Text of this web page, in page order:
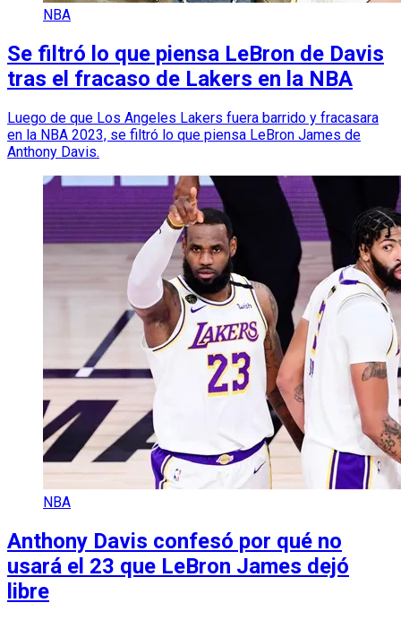
NBA
Se filtró lo que piensa LeBron de Davis
tras el fracaso de Lakers en la NBA
Luego de que Los Angeles Lakers fuera barrido y fracasara
en la NBA 2023, se filtró lo que piensa LeBron James de
Anthony Davis.
NBA
Anthony Davis confesó por qué no
usará el 23 que LeBron James dejó
libre